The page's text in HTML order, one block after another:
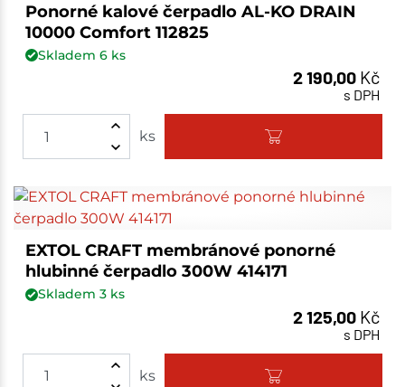
Ponorné kalové čerpadlo AL-KO DRAIN
10000 Comfort 112825
Skladem 6ks
2 190,00 Kč
s DPH
ks
EXTOL CRAFT membránové ponorné
hlubinné čerpadlo 300W 414171
Skladem 3ks
2 125,00 Kč
s DPH
ks